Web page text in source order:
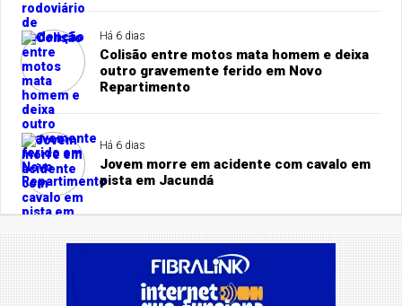
Há 6 dias
Colisão entre motos mata homem e deixa
outro gravemente ferido em Novo
Repartimento
Há 6 dias
Jovem morre em acidente com cavalo em
pista em Jacundá